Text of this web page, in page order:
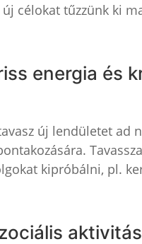
új célokat tűzzünk ki
energia és
új lendületet ad
kipróbálni, pl.